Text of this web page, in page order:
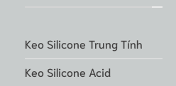
Keo Silicone Trung Tính
Keo Silicone Acid